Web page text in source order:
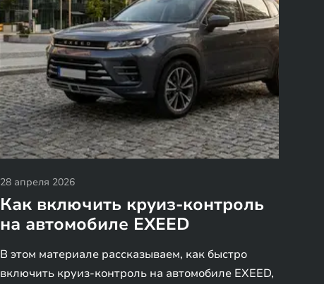
28 апреля 2026
Как включить круиз-контроль
на автомобиле EXEED
В этом материале рассказываем, как быстро
включить круиз-контроль на автомобиле EXEED,